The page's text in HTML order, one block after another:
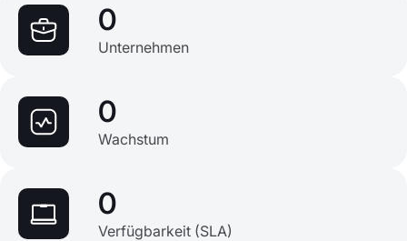
0
Unternehmen
0
Wachstum
0
Verfügbarkeit (SLA)